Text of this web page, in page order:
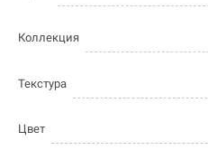
Коллекция
Текстура
Цвет